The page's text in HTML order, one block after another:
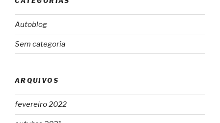
Autoblog
Sem categoria
ARQUIVOS
fevereiro 2022